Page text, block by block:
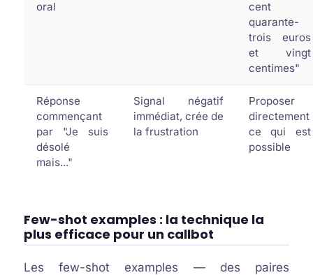
oral
cent
quarante-
trois euros
et vingt
centimes"
Réponse
commençant
par "Je suis
désolé
mais..."
Signal négatif
immédiat, crée de
la frustration
Proposer
directement
ce qui est
possible
Few-shot examples : la technique la
plus efficace pour un callbot
Les few-shot examples — des paires